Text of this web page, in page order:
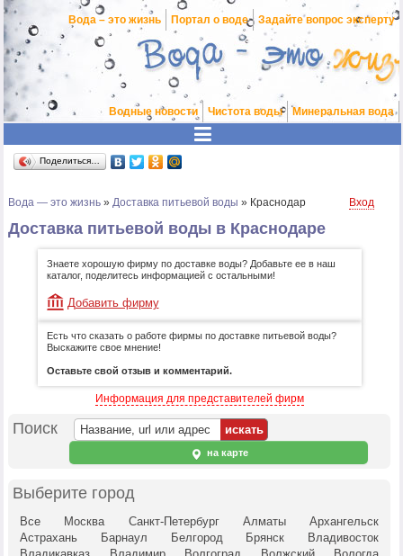
Вода – это жизнь Портал о воде Задайте вопрос эксперту
Водные новости Чистота воды Минеральная вода
Поделиться…
Вода — это жизнь » Доставка питьевой воды » Краснодар Вход
Доставка питьевой воды в Краснодаре
Знаете хорошую фирму по доставке воды? Добавьте ее в наш
каталог, поделитесь информацией с остальными!
Добавить фирму
Есть что сказать о работе фирмы по доставке питьевой воды?
Выскажите свое мнение!
Оставьте свой отзыв и комментарий.
Информация для представителей фирм
Поиск
на карте
Выберите город
Все Москва Санкт-Петербург Алматы
Архангельск
Астрахань
Барнаул Белгород Брянск
Владивосток